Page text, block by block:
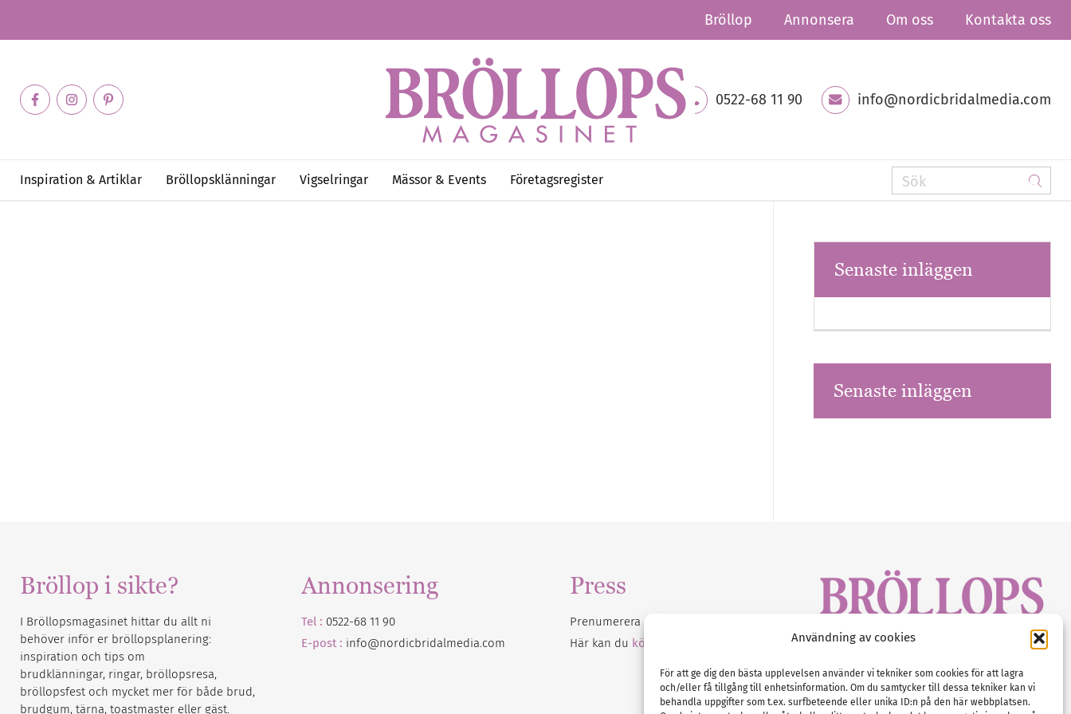
Användning av cookies
För att ge dig den bästa upplevelsen använder vi tekniker som cookies för att lagra
och/eller få tillgång till enhetsinformation. Om du samtycker till dessa tekniker kan vi
behandla uppgifter som t.ex. surfbeteende eller unika ID:n på den här webbplatsen.
Bröllop Annonsera Om oss Kontakta oss
0522-68 11 90 info@nordicbridalmedia.com
Inspiration & Artiklar Bröllopsklänningar Vigselringar Mässor & Events Företagsregister
Senaste inläggen
Senaste inläggen
Bröllop i sikte?
I Bröllopsmagasinet hittar du allt ni
behöver inför er bröllopsplanering:
inspiration och tips om
brudklänningar, ringar, bröllopsresa,
bröllopsfest och mycket mer för både brud,
brudgum, tärna, toastmaster eller gäst.
Annonsering
Tel : 0522-68 11 90
E-post : info@nordicbridalmedia.com
Press
Prenumerera på vårt
Här kan du köpa Bröllopsmagasinet
Tel :0522-68 11 90
E-post:info@nordicbridalmedia.com